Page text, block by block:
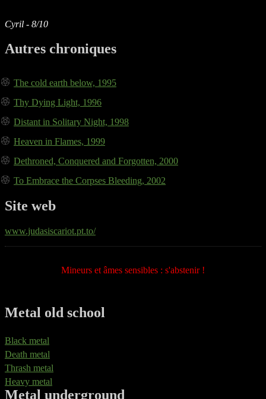
Cyril - 8/10
Autres chroniques
The cold earth below, 1995
Thy Dying Light, 1996
Distant in Solitary Night, 1998
Heaven in Flames, 1999
Dethroned, Conquered and Forgotten, 2000
To Embrace the Corpses Bleeding, 2002
Site web
www.judasiscariot.pt.to/
Mineurs et âmes sensibles : s'abstenir !
Metal old school
Black metal
Death metal
Thrash metal
Heavy metal
Metal underground